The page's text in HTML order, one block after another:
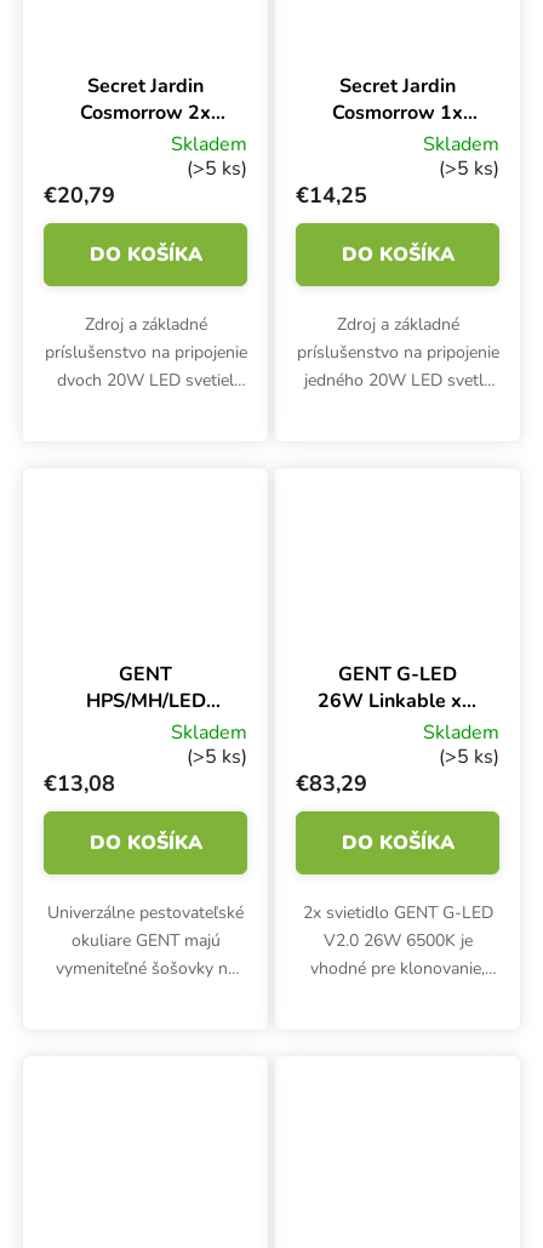
Secret Jardin
Cosmorrow 2x
20W, sada káblov
Skladem
(>5 ks)
€20,79
DO KOŠÍKA
Zdroj a základné
príslušenstvo na pripojenie
dvoch 20W LED svetiel
Secret Jardin
Cosmorrow 1x
20W, sada káblov
Skladem
(>5 ks)
€14,25
DO KOŠÍKA
Zdroj a základné
príslušenstvo na pripojenie
jedného 20W LED svetla
GENT
HPS/MH/LED
šošovky, ochranné
okuliare na
pestovanie
Skladem
(>5 ks)
€13,08
DO KOŠÍKA
Univerzálne pestovateľské
okuliare GENT majú
vymeniteľné šošovky na
GENT G-LED
26W Linkable x2,
na rast 6500K,
napájacieho kábla
Skladem
(>5 ks)
€83,29
DO KOŠÍKA
2x svietidlo GENT G-LED
V2.0 26W 6500K je
vhodné pre klonovanie,